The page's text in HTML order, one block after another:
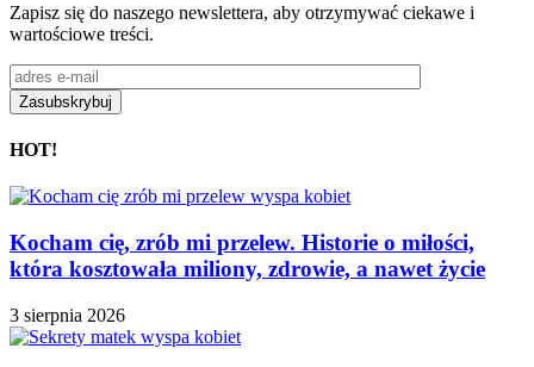
Zapisz się do naszego newslettera, aby otrzymywać ciekawe i
wartościowe treści.
HOT!
Kocham cię, zrób mi przelew. Historie o miłości,
która kosztowała miliony, zdrowie, a nawet życie
3 sierpnia 2026